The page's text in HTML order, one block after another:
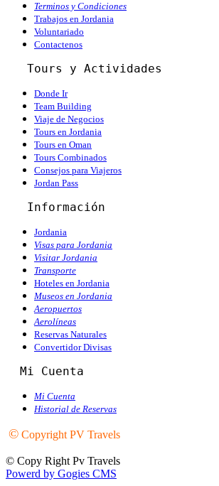
Terminos y Condiciones
Trabajos en Jordania
Voluntariado
Contactenos
Tours y Actividades
Donde Ir
Team Building
Viaje de Negocios
Tours en Jordania
Tours en Oman
Tours Combinados
Consejos para Viajeros
Jordan Pass
Información
Jordania
Visas para Jordania
Visitar Jordania
Transporte
Hoteles en Jordania
Museos en Jordania
Aeropuertos
Aerolíneas
Reservas Naturales
Convertidor Divisas
Mi Cuenta
Mi Cuenta
Historial de Reservas
© Copyright PV Travels
© Copy Right Pv Travels
Powerd by Gogies CMS